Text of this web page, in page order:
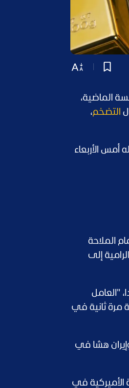
الماضية،
التضخم،
بعد نزوله أمس الأربعاء
الملاحة
إلى
"العامل
مرة ثانية في
هشا في
نسبته 68 % لرفع سعر الفائدة الأميركية في